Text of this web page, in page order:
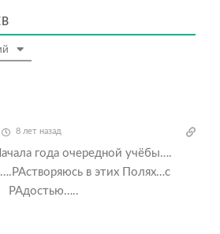
8 лет назад
года очередной учёбы….
в этих Полях…с
РАдостью…..